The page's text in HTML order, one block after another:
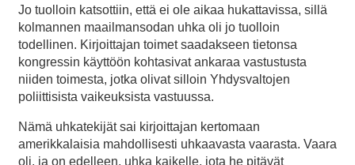
Jo tuolloin katsottiin, että ei ole aikaa hukattavissa, sillä
kolmannen maailmansodan uhka oli jo tuolloin
todellinen. Kirjoittajan toimet saadakseen tietonsa
kongressin käyttöön kohtasivat ankaraa vastustusta
niiden toimesta, jotka olivat silloin Yhdysvaltojen
poliittisista vaikeuksista vastuussa.
Nämä uhkatekijät sai kirjoittajan kertomaan
amerikkalaisia mahdollisesti uhkaavasta vaarasta. Vaara
oli, ja on edelleen, uhka kaikelle, jota he pitävät